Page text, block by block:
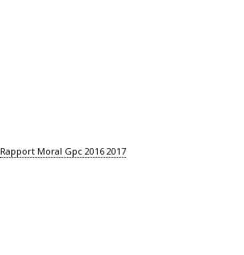
Rapport Moral Gpc 2016 2017